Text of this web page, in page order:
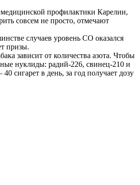
профилактики Карелии,
совсем не просто, отмечают
случаев уровень СO оказался
призы.
зависит от количества азота. Чтобы
нуклиды: радий-226, свинец-210 и
сигарет в день, за год получает дозу